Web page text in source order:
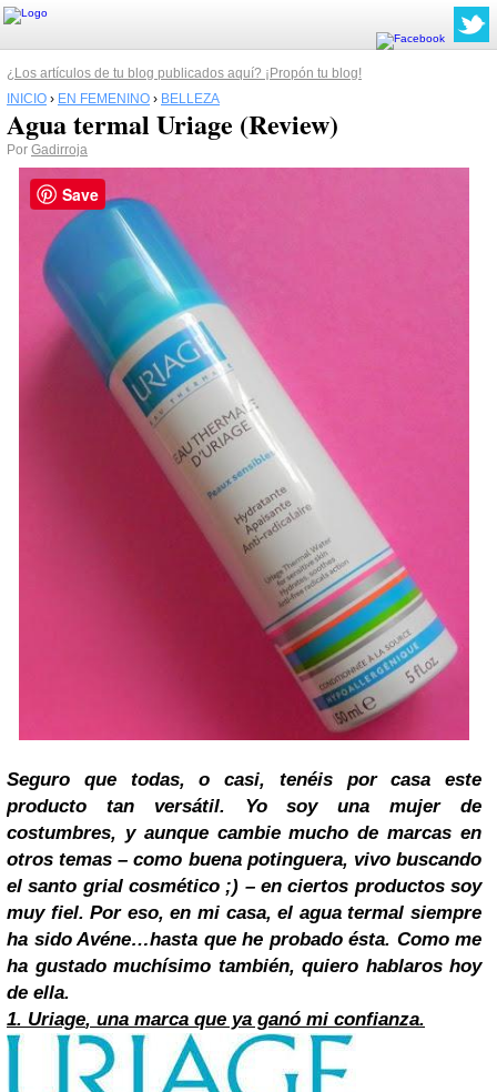
¿Los artículos de tu blog publicados aquí? ¡Propón tu blog!
INICIO › EN FEMENINO › BELLEZA
Agua termal Uriage (Review)
Por Gadirroja
Seguro que todas, o casi, tenéis por casa este
producto tan versátil. Yo soy una mujer de
costumbres, y aunque cambie mucho de marcas en
otros temas – como buena potinguera, vivo buscando
elsanto grialcosmético ;) – en ciertos productos soy
muy fiel. Por eso, en mi casa, el agua termal siempre
ha sido Avéne…hasta que he probado ésta. Como me
ha gustado muchísimo también, quiero hablaros hoy
de ella.
1. Uriage, una marca que ya ganó mi confianza.
Save